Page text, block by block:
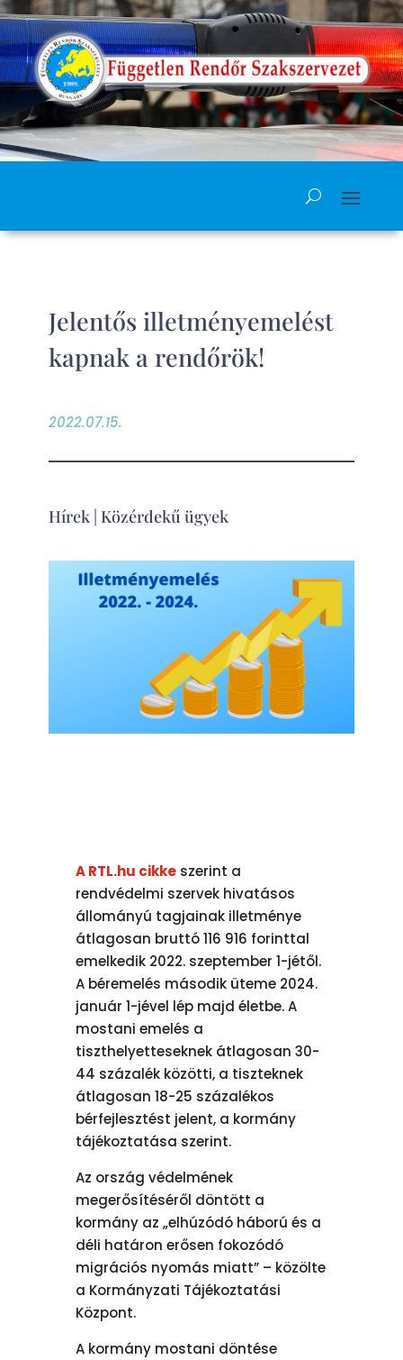
Jelentős illetményemelést
kapnak a rendőrök!
2022.07.15.
Hírek| Közérdekű ügyek
A RTL.hu cikke szerint a
rendvédelmi szervek hivatásos
állományú tagjainak illetménye
átlagosan bruttó 116 916 forinttal
emelkedik 2022. szeptember 1-jétől.
A béremelés második üteme 2024.
január 1-jével lép majd életbe. A
mostani emelés a
tiszthelyetteseknek átlagosan 30-
44 százalék közötti, a tiszteknek
átlagosan 18-25 százalékos
bérfejlesztést jelent, a kormány
tájékoztatása szerint.
Az ország védelmének
megerősítéséről döntött a
kormány az „elhúzódó háború és a
déli határon erősen fokozódó
migrációs nyomás miatt” – közölte
a Kormányzati Tájékoztatási
Központ.
A kormány mostani döntése